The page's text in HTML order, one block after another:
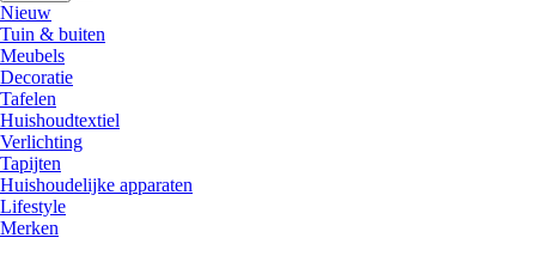
Nieuw
Tuin & buiten
Meubels
Decoratie
Tafelen
Huishoudtextiel
Verlichting
Tapijten
Huishoudelijke apparaten
Lifestyle
Merken